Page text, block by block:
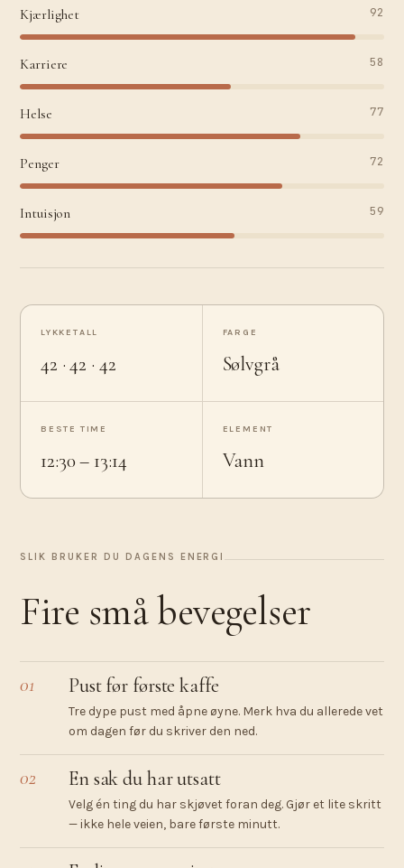
Kjærlighet 92
Karriere 58
Helse 77
Penger 72
Intuisjon 59
LYKKETALL
42 · 42 · 42
FARGE
Sølvgrå
BESTE TIME
12:30 – 13:14
ELEMENT
Vann
SLIK BRUKER DU DAGENS ENERGI
Fire små bevegelser
01 Pust før første kaffe
Tre dype pust med åpne øyne. Merk hva du allerede vet
om dagen før du skriver den ned.
02 En sak du har utsatt
Velg én ting du har skjøvet foran deg. Gjør et lite skritt
— ikke hele veien, bare første minutt.